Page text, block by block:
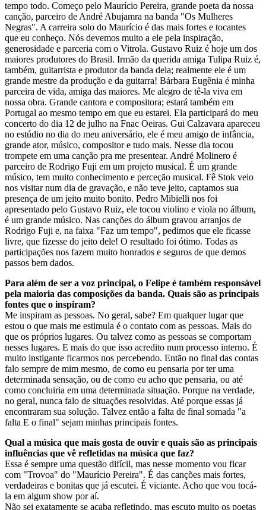
tempo todo. Começo pelo Maurício Pereira, grande poeta da nossa
canção, parceiro de André Abujamra na banda "Os Mulheres
Negras". A carreira solo do Maurício é das mais fortes e tocantes
que eu conheço. Nós devemos muito a ele pela inspiração,
generosidade e parceria com o Vitrola. Gustavo Ruiz é hoje um dos
maiores produtores do Brasil. Irmão da querida amiga Tulipa Ruiz é,
também, guitarrista e produtor da banda dela; realmente ele é um
grande mestre da produção e da guitarra! Bárbara Eugênia é minha
parceira de vida, amiga das maiores. Me alegro de tê-la viva em
nossa obra. Grande cantora e compositora; estará também em
Portugal ao mesmo tempo em que eu estarei. Ela participará do meu
concerto do dia 12 de julho na Fnac Oeiras. Gui Calzavara apareceu
no estúdio no dia do meu aniversário, ele é meu amigo de infância,
grande ator, músico, compositor e tudo mais. Nesse dia tocou
trompete em uma canção pra me presentear. André Molinero é
parceiro de Rodrigo Fuji em um projeto musical. É um grande
músico, tem muito conhecimento e perceção musical. Fê Stok veio
nos visitar num dia de gravação, e não teve jeito, captamos sua
presença de um jeito muito bonito. Pedro Mibielli nos foi
apresentado pelo Gustavo Ruiz, ele tocou violino e viola no álbum,
é um grande músico. Nas canções do álbum gravou arranjos de
Rodrigo Fuji e, na faixa "Faz um tempo", pedimos que ele ficasse
livre, que fizesse do jeito dele! O resultado foi ótimo. Todas as
participações nos fazem muito honrados e seguros de que demos
passos bem dados.
Para além de ser a voz principal, o Felipe é também responsável
pela maioria das composições da banda. Quais são as principais
fontes que o inspiram?
Me inspiram as pessoas. No geral, sabe? Em qualquer lugar que
estou o que mais me estimula é o contato com as pessoas. Mais do
que os próprios lugares. Ou talvez como as pessoas se comportam
nesses lugares. E mais do que isso acredito num processo interno. É
muito instigante ficarmos nos percebendo. Então no final das contas
falo sempre de mim mesmo, de como eu pensaria por ter uma
determinada sensação, ou de como eu acho que pensaria, ou até
como concluiria em uma determinada situação. Porque na verdade,
no geral, nunca falo de situações resolvidas. Até porque essas já
encontraram sua solução. Talvez então a falta de final somada "a
falta E o final" sejam minhas principais fontes.
Qual a música que mais gosta de ouvir e quais são as principais
influências que vê refletidas na música que faz?
Essa é sempre uma questão difícil, mas nesse momento vou ficar
com "Trovoa" do "Maurício Pereira". É das canções mais fortes,
verdadeiras e bonitas que já escutei. É viciante. Acho que vou tocá-
la em algum show por aí.
Não sei exatamente se acaba refletindo, mas escuto muito os poetas